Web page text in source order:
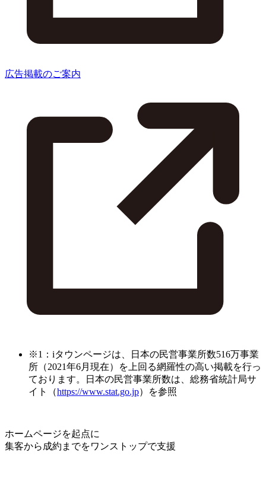
広告掲載のご案内
※1：iタウンページは、日本の民営事業所数516万事業
所（2021年6月現在）を上回る網羅性の高い掲載を行っ
ております。日本の民営事業所数は、総務省統計局サ
イト（https://www.stat.go.jp）を参照
ホームページを起点に
集客から成約までをワンストップで支援